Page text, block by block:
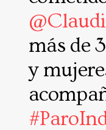
más de
y